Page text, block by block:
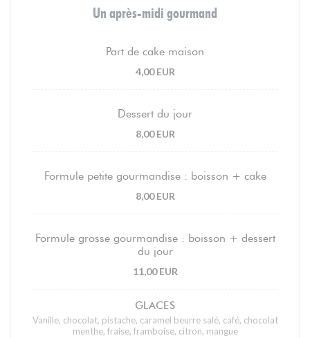
Un après-midi gourmand
Part de cake maison
4,00 EUR
Dessert du jour
8,00 EUR
Formule petite gourmandise : boisson + cake
8,00 EUR
Formule grosse gourmandise : boisson + dessert
du jour
11,00 EUR
GLACES
Vanille, chocolat, pistache, caramel beurre salé, café, chocolat
menthe, fraise, framboise, citron, mangue